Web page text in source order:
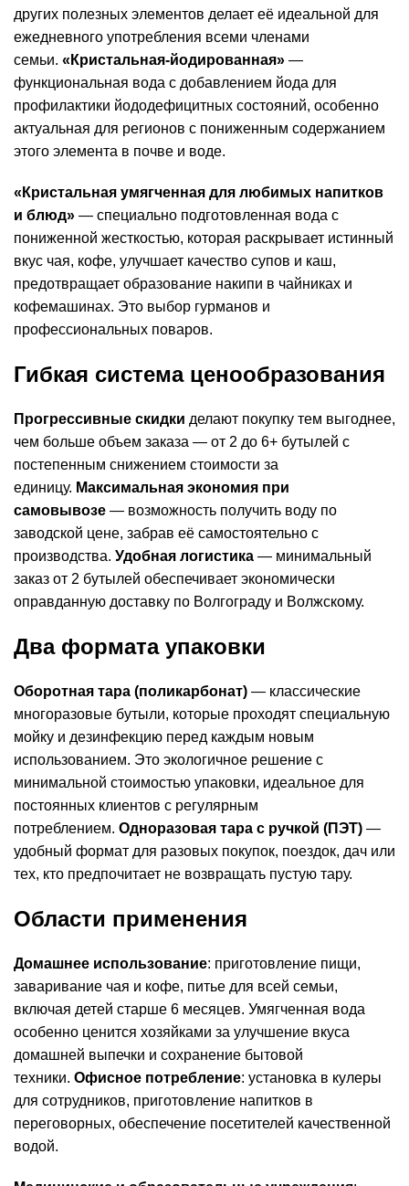
других полезных элементов делает её идеальной для
ежедневного употребления всеми членами
семьи. «Кристальная-йодированная» —
функциональная вода с добавлением йода для
профилактики йододефицитных состояний, особенно
актуальная для регионов с пониженным содержанием
этого элемента в почве и воде.
«Кристальная умягченная для любимых напитков
и блюд» — специально подготовленная вода с
пониженной жесткостью, которая раскрывает истинный
вкус чая, кофе, улучшает качество супов и каш,
предотвращает образование накипи в чайниках и
кофемашинах. Это выбор гурманов и
профессиональных поваров.
Гибкая система ценообразования
Прогрессивные скидки делают покупку тем выгоднее,
чем больше объем заказа — от 2 до 6+ бутылей с
постепенным снижением стоимости за
единицу. Максимальная экономия при
самовывозе — возможность получить воду по
заводской цене, забрав её самостоятельно с
производства. Удобная логистика — минимальный
заказ от 2 бутылей обеспечивает экономически
оправданную доставку по Волгограду и Волжскому.
Два формата упаковки
Оборотная тара (поликарбонат) — классические
многоразовые бутыли, которые проходят специальную
мойку и дезинфекцию перед каждым новым
использованием. Это экологичное решение с
минимальной стоимостью упаковки, идеальное для
постоянных клиентов с регулярным
потреблением. Одноразовая тара с ручкой (ПЭТ) —
удобный формат для разовых покупок, поездок, дач или
тех, кто предпочитает не возвращать пустую тару.
Области применения
Домашнее использование: приготовление пищи,
заваривание чая и кофе, питье для всей семьи,
включая детей старше 6 месяцев. Умягченная вода
особенно ценится хозяйками за улучшение вкуса
домашней выпечки и сохранение бытовой
техники. Офисное потребление: установка в кулеры
для сотрудников, приготовление напитков в
переговорных, обеспечение посетителей качественной
водой.